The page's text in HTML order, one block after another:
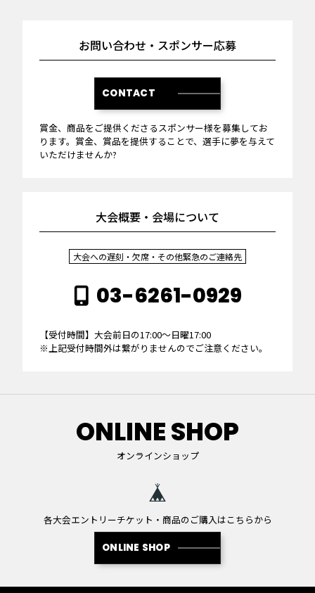
お問い合わせ・スポンサー応募
CONTACT
賞金、商品をご提供くださるスポンサー様を募集してお
ります。賞金、賞品を提供することで、選手に夢を与えて
いただけませんか?
大会概要・会場について
大会への遅刻・欠席・その他緊急のご連絡先
03-6261-0929
【受付時間】大会前日の17:00～日曜17:00
※上記受付時間外は繋がりませんのでご注意ください。
ONLINE SHOP
オンラインショップ
各大会エントリーチケット・商品のご購入はこちらから
ONLINE SHOP